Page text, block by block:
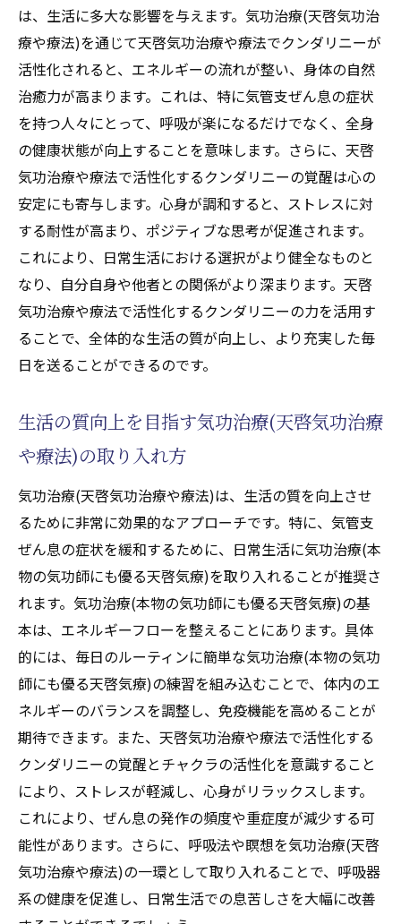
は、生活に多大な影響を与えます。気功治療(天啓気功治
療や療法)を通じて天啓気功治療や療法でクンダリニーが
活性化されると、エネルギーの流れが整い、身体の自然
治癒力が高まります。これは、特に気管支ぜん息の症状
を持つ人々にとって、呼吸が楽になるだけでなく、全身
の健康状態が向上することを意味します。さらに、天啓
気功治療や療法で活性化するクンダリニーの覚醒は心の
安定にも寄与します。心身が調和すると、ストレスに対
する耐性が高まり、ポジティブな思考が促進されます。
これにより、日常生活における選択がより健全なものと
なり、自分自身や他者との関係がより深まります。天啓
気功治療や療法で活性化するクンダリニーの力を活用す
ることで、全体的な生活の質が向上し、より充実した毎
日を送ることができるのです。
生活の質向上を目指す気功治療(天啓気功治療
や療法)の取り入れ方
気功治療(天啓気功治療や療法)は、生活の質を向上させ
るために非常に効果的なアプローチです。特に、気管支
ぜん息の症状を緩和するために、日常生活に気功治療(本
物の気功師にも優る天啓気療)を取り入れることが推奨さ
れます。気功治療(本物の気功師にも優る天啓気療)の基
本は、エネルギーフローを整えることにあります。具体
的には、毎日のルーティンに簡単な気功治療(本物の気功
師にも優る天啓気療)の練習を組み込むことで、体内のエ
ネルギーのバランスを調整し、免疫機能を高めることが
期待できます。また、天啓気功治療や療法で活性化する
クンダリニーの覚醒とチャクラの活性化を意識すること
により、ストレスが軽減し、心身がリラックスします。
これにより、ぜん息の発作の頻度や重症度が減少する可
能性があります。さらに、呼吸法や瞑想を気功治療(天啓
気功治療や療法)の一環として取り入れることで、呼吸器
系の健康を促進し、日常生活での息苦しさを大幅に改善